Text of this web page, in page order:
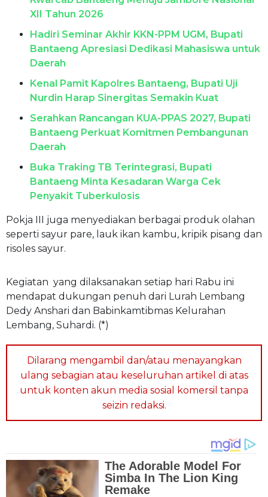
XII Tahun 2026
Hadiri Seminar Akhir KKN-PPM UGM, Bupati
Bantaeng Apresiasi Dedikasi Mahasiswa untuk
Daerah
Kenal Pamit Kapolres Bantaeng, Bupati Uji
Nurdin Harap Sinergitas Semakin Kuat
Serahkan Rancangan KUA-PPAS 2027, Bupati
Bantaeng Perkuat Komitmen Pembangunan
Daerah
Buka Traking TB Terintegrasi, Bupati
Bantaeng Minta Kesadaran Warga Cek
Penyakit Tuberkulosis
Pokja III juga menyediakan berbagai produk olahan
seperti sayur pare, lauk ikan kambu, kripik pisang dan
risoles sayur.
Kegiatan yang dilaksanakan setiap hari Rabu ini
mendapat dukungan penuh dari Lurah Lembang
Dedy Anshari dan Babinkamtibmas Kelurahan
Lembang, Suhardi. (*)
Dilarang mengambil dan/atau menayangkan
ulang sebagian atau keseluruhan artikel di atas
untuk konten akun media sosial komersil tanpa
seizin redaksi.